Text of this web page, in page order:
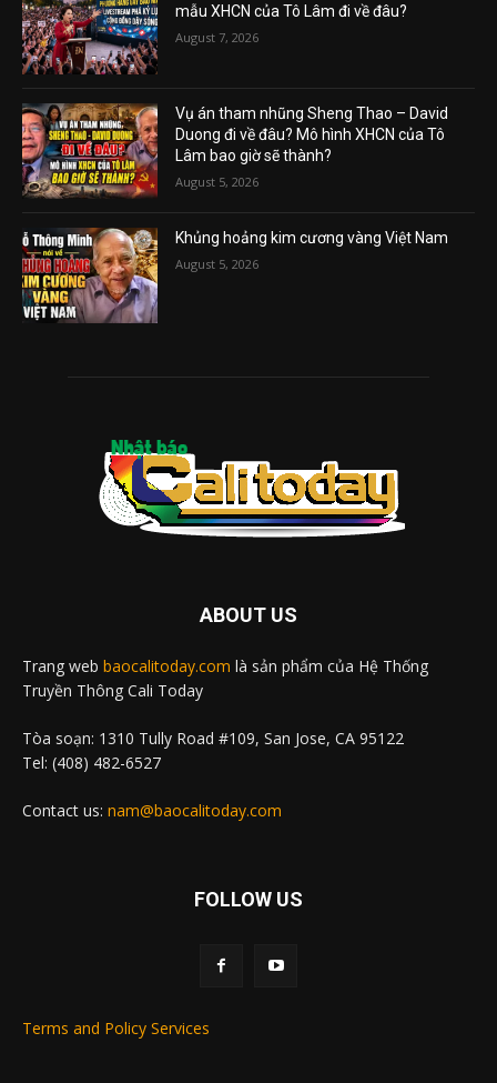
mẫu XHCN của Tô Lâm đi về đâu?
August 7, 2026
Vụ án tham nhũng Sheng Thao – David
Duong đi về đâu? Mô hình XHCN của Tô
Lâm bao giờ sẽ thành?
August 5, 2026
Khủng hoảng kim cương vàng Việt Nam
August 5, 2026
ABOUT US
Trang web baocalitoday.com là sản phẩm của Hệ Thống
Truyền Thông Cali Today
Tòa soạn: 1310 Tully Road #109, San Jose, CA 95122
Tel: (408) 482-6527
Contact us: nam@baocalitoday.com
FOLLOW US
Terms and Policy Services